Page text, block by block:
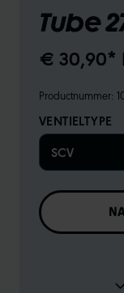
Tube
€ 30,90*
Productnummer:
VENTIELTYPE
SCV